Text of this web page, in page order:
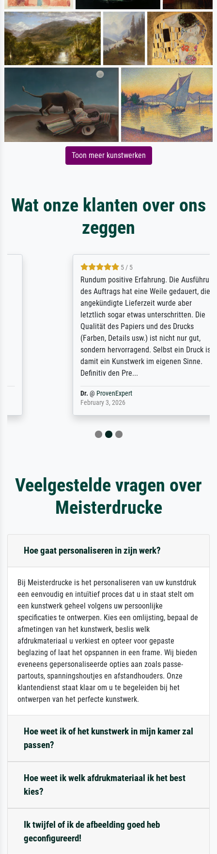
Toon meer kunstwerken
Wat onze klanten over ons
zeggen
5 / 5
Rundum positive Erfahrung. Die Ausführung
des Auftrags hat eine Weile gedauert, die
angekündigte Lieferzeit wurde aber
letztlich sogar etwas unterschritten. Die
Qualität des Papiers und des Drucks
(Farben, Details usw.) ist nicht nur gut,
sondern hervorragend. Selbst ein Druck ist
damit ein Kunstwerk im eigenen Sinne.
Definitiv den Pre...
ProvenExpert
February 3, 2026
Veelgestelde vragen over
Meisterdrucke
Hoe gaat personaliseren in zijn werk?
Bij Meisterdrucke is het personaliseren van uw kunstdruk
een eenvoudig en intuïtief proces dat u in staat stelt om
een kunstwerk geheel volgens uw persoonlijke
specificaties te ontwerpen. Kies een omlijsting, bepaal de
afmetingen van het kunstwerk, beslis welk
afdrukmateriaal u verkiest en opteer voor gepaste
beglazing of laat het opspannen in een frame. Wij bieden
eveneens gepersonaliseerde opties aan zoals passe-
partouts, spanningshoutjes en afstandhouders. Onze
klantendienst staat klaar om u te begeleiden bij het
ontwerpen van het perfecte kunstwerk.
Hoe weet ik of het kunstwerk in mijn kamer zal
passen?
Hoe weet ik welk afdrukmateriaal ik het best
kies?
Ik twijfel of ik de afbeelding goed heb
geconfigureerd!